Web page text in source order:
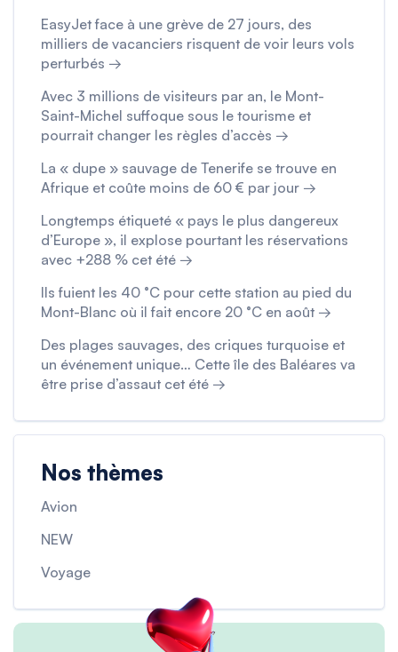
EasyJet face à une grève de 27 jours, des
milliers de vacanciers risquent de voir leurs vols
perturbés →
Avec 3 millions de visiteurs par an, le Mont-
Saint-Michel suffoque sous le tourisme et
pourrait changer les règles d’accès →
La « dupe » sauvage de Tenerife se trouve en
Afrique et coûte moins de 60 € par jour →
Longtemps étiqueté « pays le plus dangereux
d’Europe », il explose pourtant les réservations
avec +288 % cet été →
Ils fuient les 40 °C pour cette station au pied du
Mont-Blanc où il fait encore 20 °C en août →
Des plages sauvages, des criques turquoise et
un événement unique… Cette île des Baléares va
être prise d’assaut cet été →
Nos thèmes
Avion
NEW
Voyage